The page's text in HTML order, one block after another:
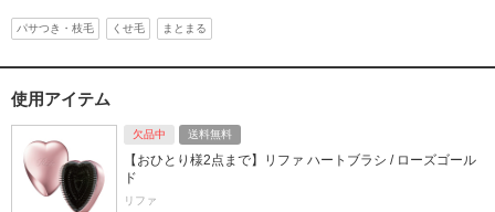
パサつき・枝毛 くせ毛 まとまる
使用アイテム
欠品中 送料無料
【おひとり様2点まで】リファ ハートブラシ / ローズゴール
ド
リファ